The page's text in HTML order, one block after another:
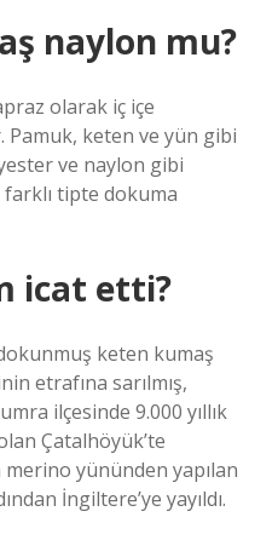
naylon mu?
olarak iç içe
keten ve yün gibi
ve naylon gibi
tipte dokuma
icat etti?
keten kumaş
etrafına sarılmış,
ilçesinde 9.000 yıllık
Çatalhöyük’te
merino yününden yapılan
İngiltere’ye yayıldı.